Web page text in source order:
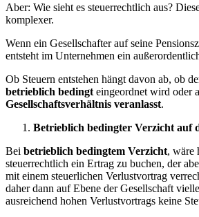
Aber: Wie sieht es steuerrechtlich aus?
komplexer.
Wenn ein Gesellschafter auf seine
entsteht im Unternehmen ein
Ob Steuern entstehen hängt davon ab, ob
betrieblich bedingt eingeordnet wird oder
Gesellschaftsverhältnis veranlasst.
Betrieblich bedingter Verzicht auf
Bei betrieblich bedingtem Verzicht, wäre
steuerrechtlich ein Ertrag zu buchen, der
mit einem steuerlichen Verlustvortrag
daher dann auf Ebene der Gesellschaft
ausreichend hohen Verlustvortrags keine